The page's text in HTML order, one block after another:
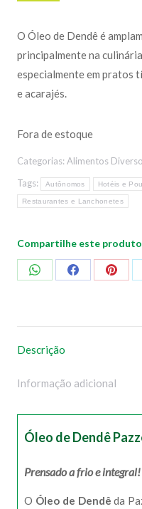
O Óleo de Dendê é
principalmente na
especialmente em pratos
e acarajés.
Fora de estoque
Categorias: Alimentos
Tags:
Autônomos Hotéis e
Restaurantes e Lanchonetes
Compartilhe este produto
CompartilharCompartilhar
Descrição
Informação adicional
Óleo de Dendê
Prensado a frio e integral!
O Óleo de Dendê da